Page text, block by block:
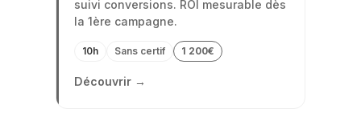
suivi conversions. ROI mesurable dès
la 1ère campagne.
10h Sans certif 1 200€
Découvrir →